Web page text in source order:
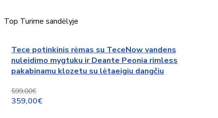
Top Turime sandėlyje
Tece potinkinis rėmas su TeceNow vandens
nuleidimo mygtuku ir Deante Peonia rimless
pakabinamu klozetu su lėtaeigiu dangčiu
599,00€
359,00€